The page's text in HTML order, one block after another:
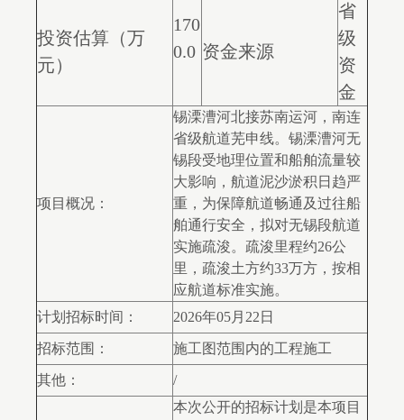
投资估算（万
元）
170
0.0 资金来源
省
级
资
金
项目概况：
锡溧漕河北接苏南运河，南连
省级航道芜申线。锡溧漕河无
锡段受地理位置和船舶流量较
大影响，航道泥沙淤积日趋严
重，为保障航道畅通及过往船
舶通行安全，拟对无锡段航道
实施疏浚。疏浚里程约26公
里，疏浚土方约33万方，按相
应航道标准实施。
计划招标时间：
2026年05月22日
招标范围： 施工图范围内的工程施工
其他： /
本次公开的招标计划是本项目